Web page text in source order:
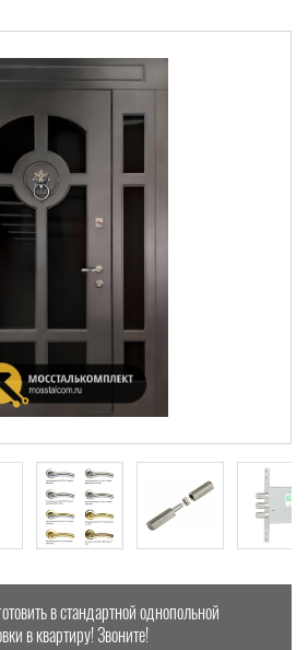
в стандартной однопольной
в квартиру! Звоните!